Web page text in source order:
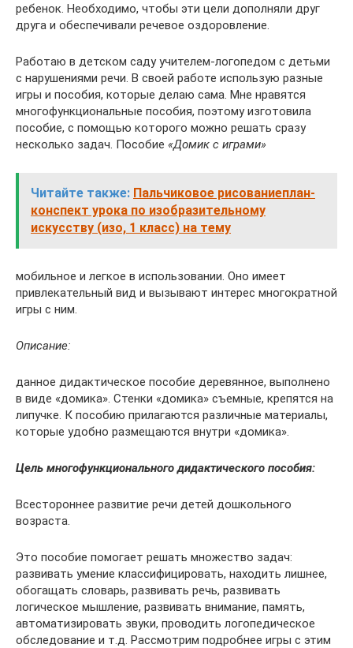
ребенок. Необходимо, чтобы эти цели дополняли друг
друга и обеспечивали речевое оздоровление.
Работаю в детском саду учителем-логопедом с детьми
с нарушениями речи. В своей работе использую разные
игры и пособия, которые делаю сама. Мне нравятся
многофункциональные пособия, поэтому изготовила
пособие, с помощью которого можно решать сразу
несколько задач. Пособие «Домик с играми»
Читайте также: Пальчиковое рисованиеплан-
конспект урока по изобразительному
искусству (изо, 1 класс) на тему
мобильное и легкое в использовании. Оно имеет
привлекательный вид и вызывают интерес многократной
игры с ним.
Описание:
данное дидактическое пособие деревянное, выполнено
в виде «домика». Стенки «домика» съемные, крепятся на
липучке. К пособию прилагаются различные материалы,
которые удобно размещаются внутри «домика».
Цель многофункционального дидактического пособия:
Всестороннее развитие речи детей дошкольного
возраста.
Это пособие помогает решать множество задач:
развивать умение классифицировать, находить лишнее,
обогащать словарь, развивать речь, развивать
логическое мышление, развивать внимание, память,
автоматизировать звуки, проводить логопедическое
обследование и т.д. Рассмотрим подробнее игры с этим